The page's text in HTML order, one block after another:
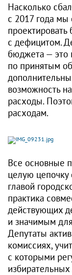
Насколько
с 2017 года мы
проектировать
с дефицитом.
бюджета — это
по принятым
возможность
расходы.
расходам.
Все основные
целую цепочку
главой
практика
действующих
и значимым
Депутаты
комиссиях,
с которыми
избирательных